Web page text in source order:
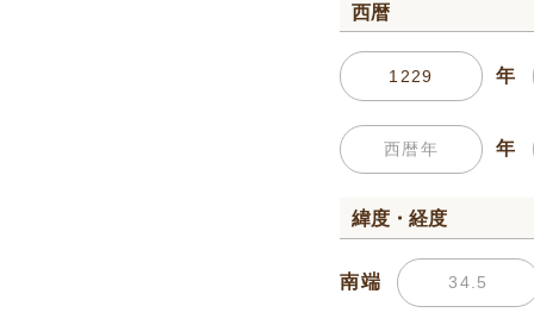
西暦
年
年
緯度・経度
南端